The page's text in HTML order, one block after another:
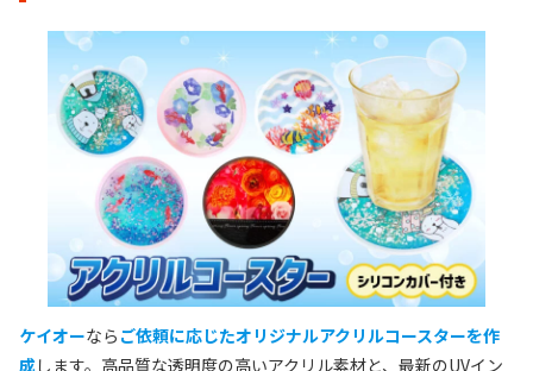
ケイオーなら ご依頼に応じたオリジナルアクリルコースターを作
成します。 高品質な透明度の高いアクリル素材と、最新のUVイン